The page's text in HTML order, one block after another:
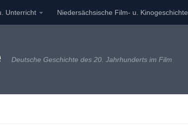
Unterricht Niedersächsische Film- u. Kinogeschichte
Deutsche Geschichte des 20. Jahrhunderts im Film